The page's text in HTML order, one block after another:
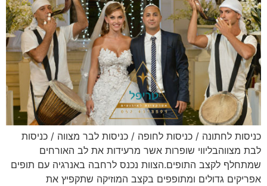
כניסות לחתונה / כניסות לחופה / כניסות לבר מצווה / כניסות
לבת מצווהבליווי שופרות אשר מרעידות את לב האורחים
שמתחלף לקצב התופים.הצוות נכנס לרחבה באנרגיה עם תופים
אפריקים גדולים ומתופפים בקצב המוזיקה שתקפיץ את